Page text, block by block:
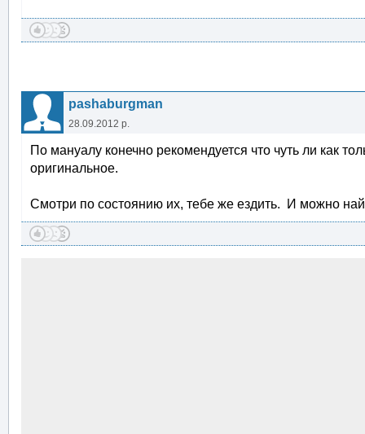
pashaburgman
28.09.2012 р.
По мануалу конечно рекомендуется что чуть ли как
оригинальное.
Смотри по состоянию их, тебе же ездить. И можно